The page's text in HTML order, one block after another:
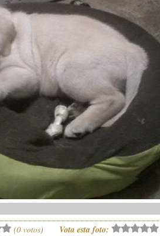
(0 votos) Vota esta foto: